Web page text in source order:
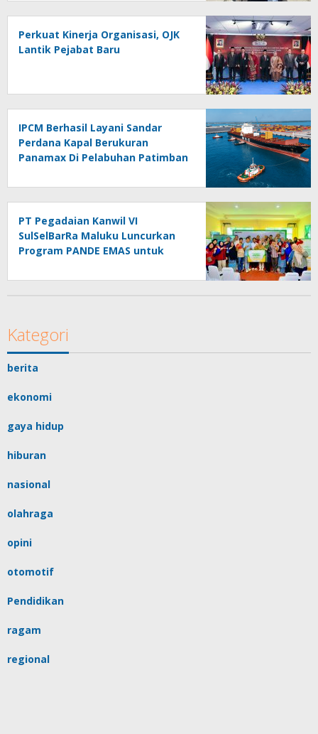
Perkuat Kinerja Organisasi, OJK
Lantik Pejabat Baru
IPCM Berhasil Layani Sandar
Perdana Kapal Berukuran
Panamax Di Pelabuhan Patimban
PT Pegadaian Kanwil VI
SulSelBarRa Maluku Luncurkan
Program PANDE EMAS untuk
Masyarakat
Kategori
berita
ekonomi
gaya hidup
hiburan
nasional
olahraga
opini
otomotif
Pendidikan
ragam
regional